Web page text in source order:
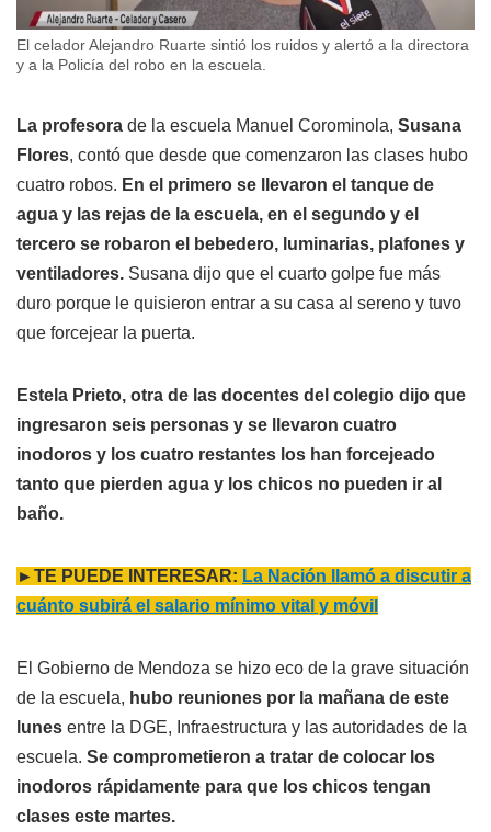
El celador Alejandro Ruarte sintió los ruidos y alertó a la directora
y a la Policía del robo en la escuela.
La profesora de la escuela Manuel Corominola, Susana
Flores, contó que desde que comenzaron las clases hubo
cuatro robos. En el primero se llevaron el tanque de
agua y las rejas de la escuela, en el segundo y el
tercero se robaron el bebedero, luminarias, plafones y
ventiladores. Susana dijo que el cuarto golpe fue más
duro porque le quisieron entrar a su casa al sereno y tuvo
que forcejear la puerta.
Estela Prieto, otra de las docentes del colegio dijo que
ingresaron seis personas y se llevaron cuatro
inodoros y los cuatro restantes los han forcejeado
tanto que pierden agua y los chicos no pueden ir al
baño.
►TE PUEDE INTERESAR: La Nación llamó a discutir a
cuánto subirá el salario mínimo vital y móvil
El Gobierno de Mendoza se hizo eco de la grave situación
de la escuela, hubo reuniones por la mañana de este
lunes entre la DGE, Infraestructura y las autoridades de la
escuela. Se comprometieron a tratar de colocar los
inodoros rápidamente para que los chicos tengan
clases este martes.